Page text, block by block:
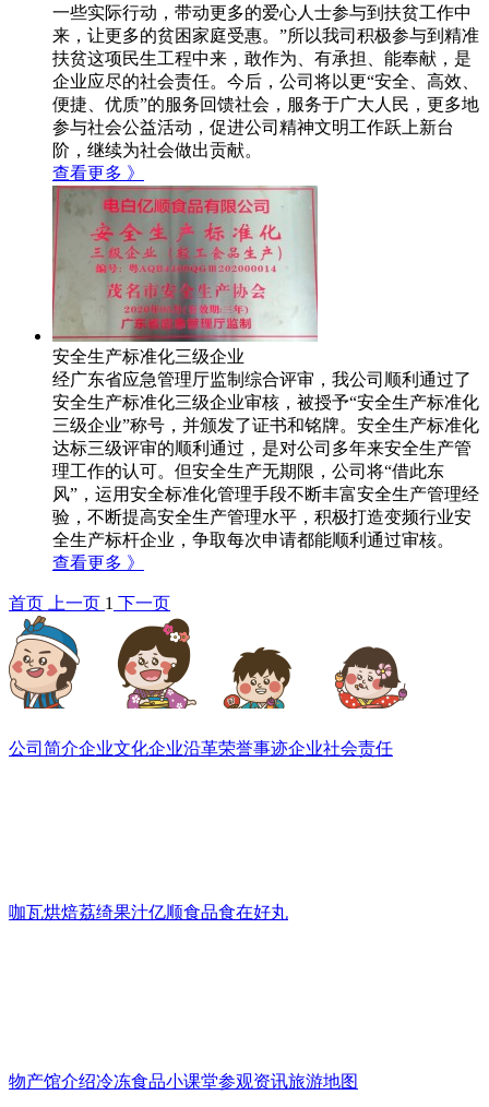
一些实际行动，带动更多的爱心人士参与到扶贫工作中
来，让更多的贫困家庭受惠。”所以我司积极参与到精准
扶贫这项民生工程中来，敢作为、有承担、能奉献，是
企业应尽的社会责任。今后，公司将以更“安全、高效、
便捷、优质”的服务回馈社会，服务于广大人民，更多地
参与社会公益活动，促进公司精神文明工作跃上新台
阶，继续为社会做出贡献。
查看更多 》
安全生产标准化三级企业
经广东省应急管理厅监制综合评审，我公司顺利通过了
安全生产标准化三级企业审核，被授予“安全生产标准化
三级企业”称号，并颁发了证书和铭牌。安全生产标准化
达标三级评审的顺利通过，是对公司多年来安全生产管
理工作的认可。但安全生产无期限，公司将“借此东
风”，运用安全标准化管理手段不断丰富安全生产管理经
验，不断提高安全生产管理水平，积极打造变频行业安
全生产标杆企业，争取每次申请都能顺利通过审核。
查看更多 》
首页 上一页 1 下一页
公司简介企业文化企业沿革荣誉事迹企业社会责任
咖瓦烘焙荔绮果汁亿顺食品食在好丸
物产馆介绍冷冻食品小课堂参观资讯旅游地图